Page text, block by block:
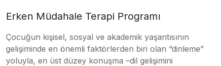
Erken Müdahale Terapi Programı
Çocuğun kişisel, sosyal ve akademik yaşantısının
gelişiminde en önemli faktörlerden biri olan “dinleme”
yoluyla, en üst düzey konuşma –dil gelişimini